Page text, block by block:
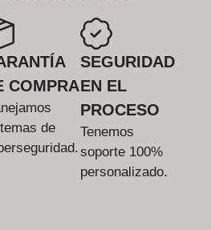
COMPRA
de
SEGURIDAD
EN EL
PROCESO
Tenemos
soporte 100%
personalizado.